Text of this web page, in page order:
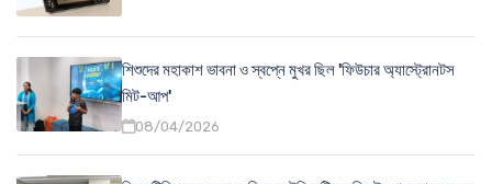
শিশুদের মহাকাশ ভাবনা ও স্বপ্নে মুখর ছিল 'ফিউচার অ্যাস্ট্রোনটস
মিট-আপ'
08/04/2026